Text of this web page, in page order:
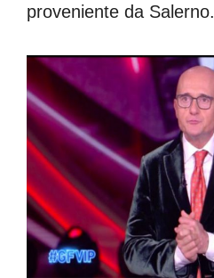
proveniente da Salerno.